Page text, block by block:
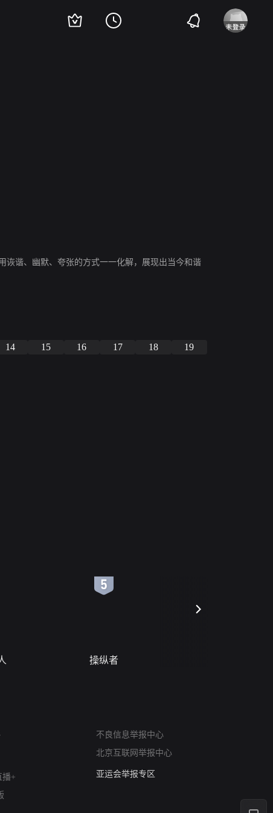
诙谐、幽默、夸张的方式一一化解，展现出当今和谐
14 15 16 17 18
19
操纵者
播+
不良信息举报中心
北京互联网举报中心
算法推荐专项举报
亚运会举报专区